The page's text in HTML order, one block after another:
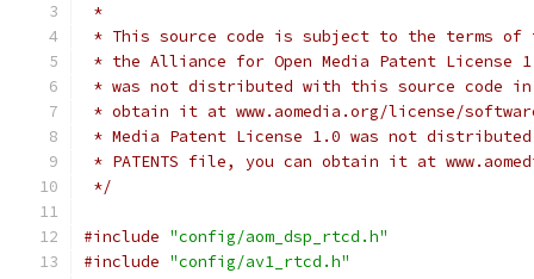
*
* This source code is subject to the terms of
* the Alliance for Open Media Patent License
* was not distributed with this source code in
* obtain it at www.aomedia.org/license/
* Media Patent License 1.0 was not
* PATENTS file, you can obtain it at
*/
#include "config/aom_dsp_rtcd.h"
#include "config/av1_rtcd.h"